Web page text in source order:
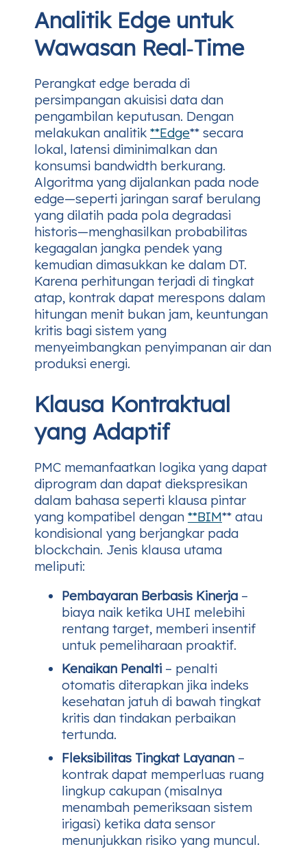
Analitik Edge untuk
Wawasan Real‑Time
Perangkat edge berada di
persimpangan akuisisi data dan
pengambilan keputusan. Dengan
melakukan analitik **Edge** secara
lokal, latensi diminimalkan dan
konsumsi bandwidth berkurang.
Algoritma yang dijalankan pada node
edge—seperti jaringan saraf berulang
yang dilatih pada pola degradasi
historis—menghasilkan probabilitas
kegagalan jangka pendek yang
kemudian dimasukkan ke dalam DT.
Karena perhitungan terjadi di tingkat
atap, kontrak dapat merespons dalam
hitungan menit bukan jam, keuntungan
kritis bagi sistem yang
menyeimbangkan penyimpanan air dan
produksi energi.
Klausa Kontraktual
yang Adaptif
PMC memanfaatkan logika yang dapat
diprogram dan dapat diekspresikan
dalam bahasa seperti klausa pintar
yang kompatibel dengan **BIM** atau
kondisional yang berjangkar pada
blockchain. Jenis klausa utama
meliputi:
Pembayaran Berbasis Kinerja –
biaya naik ketika UHI melebihi
rentang target, memberi insentif
untuk pemeliharaan proaktif.
Kenaikan Penalti – penalti
otomatis diterapkan jika indeks
kesehatan jatuh di bawah tingkat
kritis dan tindakan perbaikan
tertunda.
Fleksibilitas Tingkat Layanan –
kontrak dapat memperluas ruang
lingkup cakupan (misalnya
menambah pemeriksaan sistem
irigasi) ketika data sensor
menunjukkan risiko yang muncul.